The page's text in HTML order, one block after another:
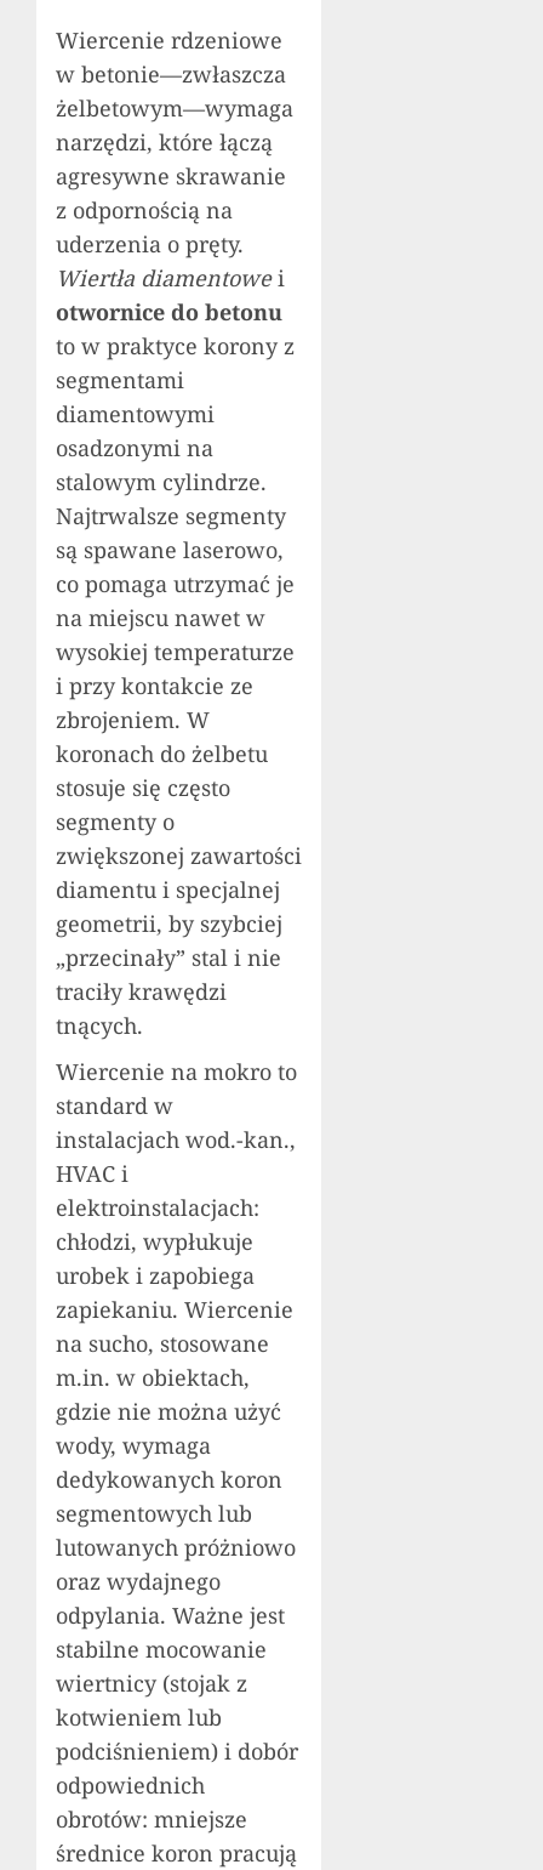
Wiercenie rdzeniowe
w betonie—zwłaszcza
żelbetowym—wymaga
narzędzi, które łączą
agresywne skrawanie
z odpornością na
uderzenia o pręty.
Wiertła diamentowei
otwornice do betonu
to w praktyce korony z
segmentami
diamentowymi
osadzonymi na
stalowym cylindrze.
Najtrwalsze segmenty
są spawane laserowo,
co pomaga utrzymać je
na miejscu nawet w
wysokiej temperaturze
i przy kontakcie ze
zbrojeniem. W
koronach do żelbetu
stosuje się często
segmenty o
zwiększonej zawartości
diamentu i specjalnej
geometrii, by szybciej
„przecinały” stal i nie
traciły krawędzi
tnących.
Wiercenie na mokro to
standard w
instalacjach wod.-kan.,
HVAC i
elektroinstalacjach:
chłodzi, wypłukuje
urobek i zapobiega
zapiekaniu. Wiercenie
na sucho, stosowane
m.in. w obiektach,
gdzie nie można użyć
wody, wymaga
dedykowanych koron
segmentowych lub
lutowanych próżniowo
oraz wydajnego
odpylania. Ważne jest
stabilne mocowanie
wiertnicy (stojak z
kotwieniem lub
podciśnieniem) i dobór
odpowiednich
obrotów: mniejsze
średnice koron pracują